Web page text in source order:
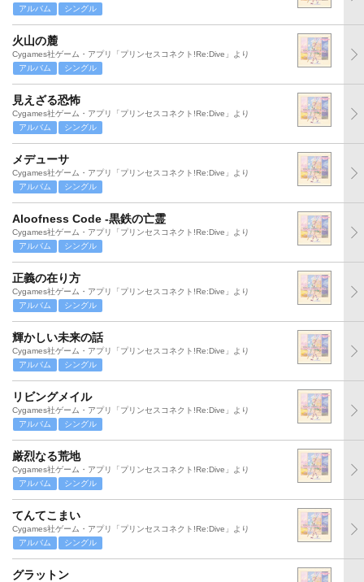
アルバム
シングル
火山の麓
Cygames社ゲーム・アプリ「プリンセスコネクト!Re:Dive」より
アルバム
シングル
見えざる恐怖
Cygames社ゲーム・アプリ「プリンセスコネクト!Re:Dive」より
アルバム
シングル
メデューサ
Cygames社ゲーム・アプリ「プリンセスコネクト!Re:Dive」より
アルバム
シングル
Aloofness Code -黒鉄の亡霊
Cygames社ゲーム・アプリ「プリンセスコネクト!Re:Dive」より
アルバム
シングル
正義の在り方
Cygames社ゲーム・アプリ「プリンセスコネクト!Re:Dive」より
アルバム
シングル
輝かしい未来の話
Cygames社ゲーム・アプリ「プリンセスコネクト!Re:Dive」より
アルバム
シングル
リビングメイル
Cygames社ゲーム・アプリ「プリンセスコネクト!Re:Dive」より
アルバム
シングル
厳烈なる荒地
Cygames社ゲーム・アプリ「プリンセスコネクト!Re:Dive」より
アルバム
シングル
てんてこまい
Cygames社ゲーム・アプリ「プリンセスコネクト!Re:Dive」より
アルバム
シングル
グラットン